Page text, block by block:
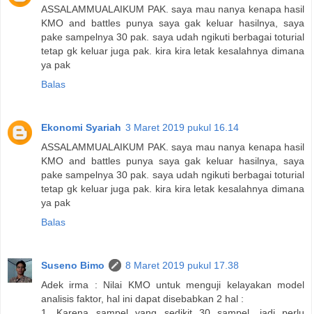
ASSALAMMUALAIKUM PAK. saya mau nanya kenapa hasil
KMO and battles punya saya gak keluar hasilnya, saya
pake sampelnya 30 pak. saya udah ngikuti berbagai toturial
tetap gk keluar juga pak. kira kira letak kesalahnya dimana
ya pak
Balas
Ekonomi Syariah 3 Maret 2019 pukul 16.14
ASSALAMMUALAIKUM PAK. saya mau nanya kenapa hasil
KMO and battles punya saya gak keluar hasilnya, saya
pake sampelnya 30 pak. saya udah ngikuti berbagai toturial
tetap gk keluar juga pak. kira kira letak kesalahnya dimana
ya pak
Balas
Suseno Bimo
8 Maret 2019 pukul 17.38
Adek irma : Nilai KMO untuk menguji kelayakan model
analisis faktor, hal ini dapat disebabkan 2 hal :